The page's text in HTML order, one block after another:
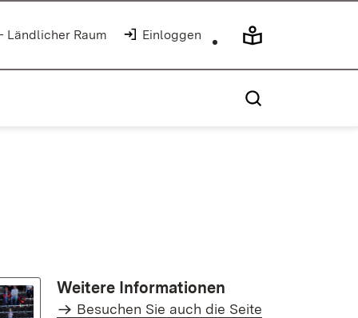
Ländlicher Raum Einloggen
Weitere Informationen
Besuchen Sie auch die Seite